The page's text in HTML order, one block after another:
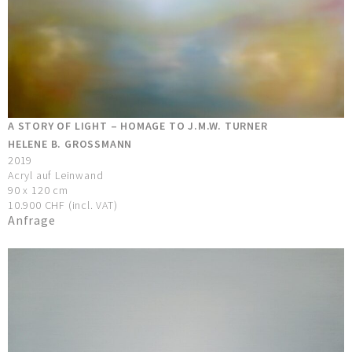
A STORY OF LIGHT – HOMAGE TO J.M.W. TURNER
HELENE B. GROSSMANN
2019
Acryl auf Leinwand
90 x 120 cm
10.900 CHF (incl. VAT)
Anfrage